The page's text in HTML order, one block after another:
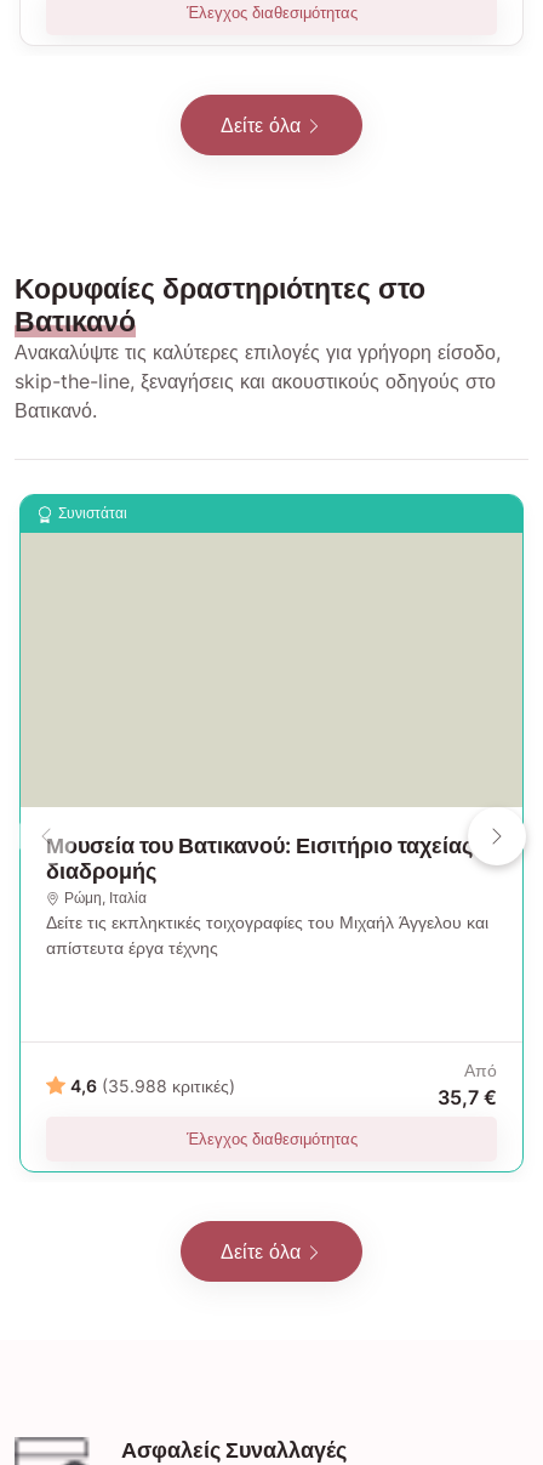
Έλεγχος διαθεσιμότητας
Δείτε όλα
Κορυφαίες δραστηριότητες στο
Βατικανό
Ανακαλύψτε τις καλύτερες επιλογές για γρήγορη είσοδο,
skip-the-line, ξεναγήσεις και ακουστικούς οδηγούς στο
Βατικανό.
Συνιστάται
Μουσεία του Βατικανού: Εισιτήριο ταχείας
διαδρομής
Ρώμη, Ιταλία
Δείτε τις εκπληκτικές τοιχογραφίες του Μιχαήλ Άγγελου και
απίστευτα έργα τέχνης
4,6 (35.988 κριτικές)
Από
35,7 €
Έλεγχος διαθεσιμότητας
Δείτε όλα
Ασφαλείς Συναλλαγές